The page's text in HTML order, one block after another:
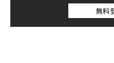
無料